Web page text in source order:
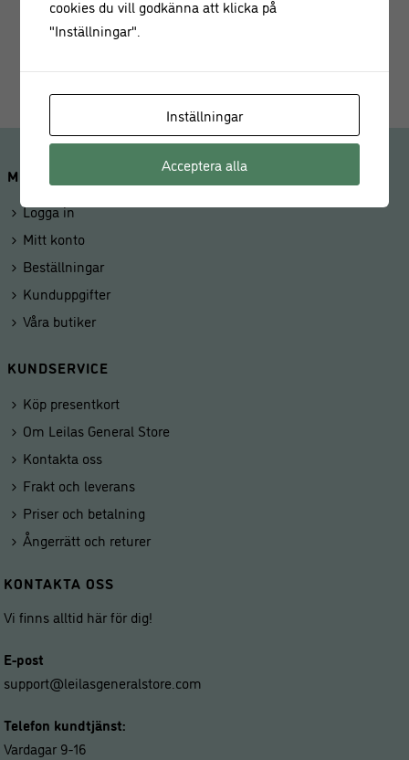
Förpackning med 16 servetter i 4 olika färger
MINA SIDOR
Logga in
Mitt konto
Beställningar
Kunduppgifter
Våra butiker
KUNDSERVICE
Köp presentkort
Om Leilas General Store
Kontakta oss
Frakt och leverans
Priser och betalning
Ångerrätt och returer
KONTAKTA OSS
Vi finns alltid här för dig!
E-post
support@leilasgeneralstore.com
Telefon kundtjänst:
Vardagar 9-16
cookies du vill godkänna att klicka på
"Inställningar".
Inställningar
Acceptera alla